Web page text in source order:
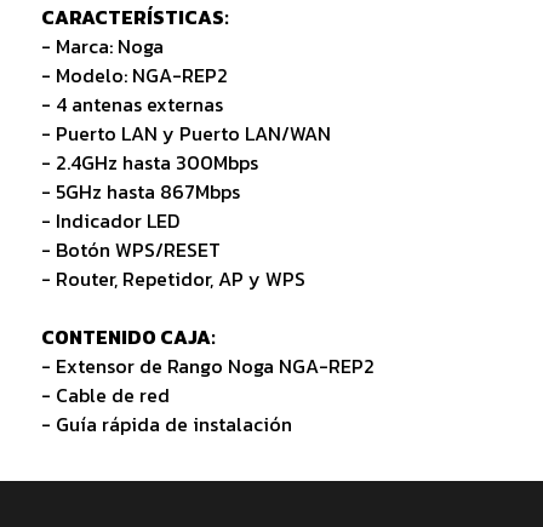
CARACTERÍSTICAS:
- Marca: Noga
- Modelo: NGA-REP2
- 4 antenas externas
- Puerto LAN y Puerto LAN/WAN
- 2.4GHz hasta 300Mbps
- 5GHz hasta 867Mbps
- Indicador LED
- Botón WPS/RESET
- Router, Repetidor, AP y WPS
CONTENIDO CAJA:
- Extensor de Rango Noga NGA-REP2
- Cable de red
- Guía rápida de instalación